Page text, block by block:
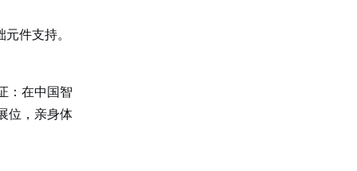
件支持。
：在中国智
位，亲身体